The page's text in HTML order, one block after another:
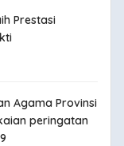
Prestasi
Agama Provinsi
peringatan